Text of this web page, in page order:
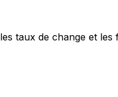
taux de change et